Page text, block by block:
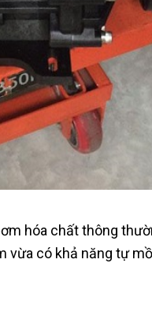
hóa chất thông
vừa có khả năng tự